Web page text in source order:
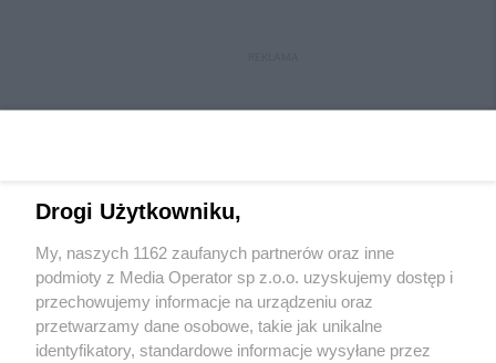
Wydawca mediówlokalnych
Drogi Użytkowniku,
My, naszych 1162 zaufanych partnerów oraz inne
podmioty z Media Operator sp z.o.o. uzyskujemy dostęp i
przechowujemy informacje na urządzeniu oraz
przetwarzamy dane osobowe, takie jak unikalne
identyfikatory, standardowe informacje wysyłane przez